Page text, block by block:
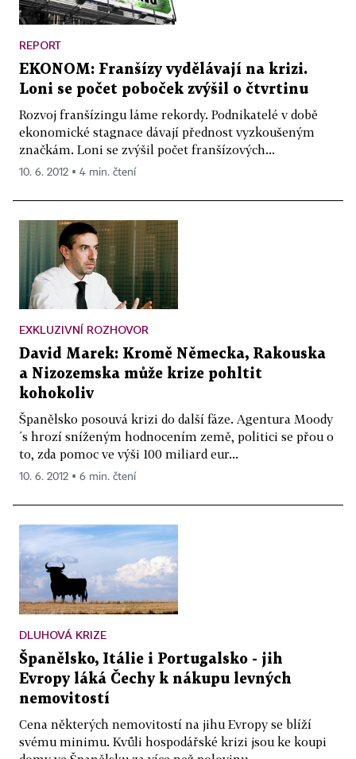
REPORT
EKONOM: Franšízy vydělávají na krizi.
Loni se počet poboček zvýšil o čtvrtinu
Rozvoj franšízingu láme rekordy. Podnikatelé v době
ekonomické stagnace dávají přednost vyzkoušeným
značkám. Loni se zvýšil počet franšízových...
10. 6. 2012 ▪ 4 min. čtení
EXKLUZIVNÍ ROZHOVOR
David Marek: Kromě Německa, Rakouska
a Nizozemska může krize pohltit
kohokoliv
Španělsko posouvá krizi do další fáze. Agentura Moody
´s hrozí sníženým hodnocením země, politici se přou o
to, zda pomoc ve výši 100 miliard eur...
10. 6. 2012 ▪ 6 min. čtení
DLUHOVÁ KRIZE
Španělsko, Itálie i Portugalsko - jih
Evropy láká Čechy k nákupu levných
nemovitostí
Cena některých nemovitostí na jihu Evropy se blíží
svému minimu. Kvůli hospodářské krizi jsou ke koupi